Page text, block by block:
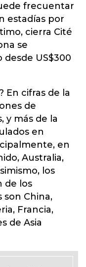
frecuentar
estadías por
cierra Cité
se
US$300
En cifras de la
de
y más de la
en
en
Australia,
los
de los
China,
Francia,
de Asia